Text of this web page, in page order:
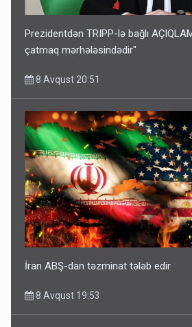
Prezidentdən TRIPP-lə bağlı
çatmaq mərhələsindədir"
8 Avqust 20:51
İran ABŞ-dan təzminat tələb edir
8 Avqust 19:53